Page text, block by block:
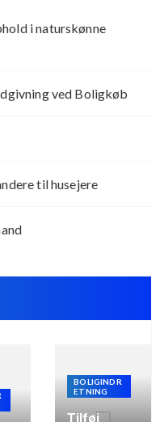
i naturskønne
ved Boligkøb
til husejere
BOLIGINDR
ETNING
Tilføj